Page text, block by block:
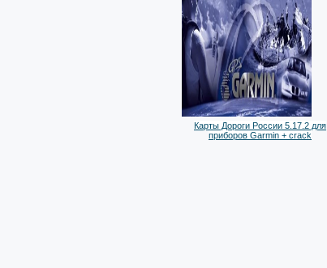
Карты Дороги России 5.17.2 для
приборов Garmin + crack